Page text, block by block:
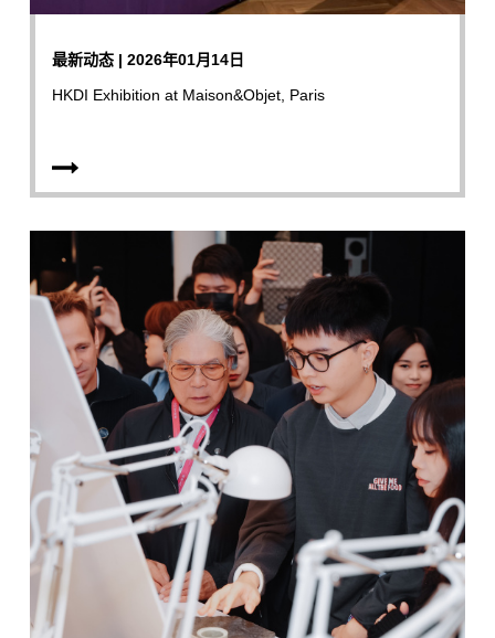
最新动态 | 2026年01月14日
HKDI Exhibition at Maison&Objet, Paris